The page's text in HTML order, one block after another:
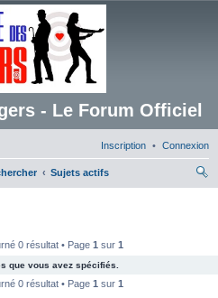
- Le Forum Officiel
Connexion
Inscription
Sujets actifs
0 résultat • Page 1 sur 1
que vous avez spécifiés.
0 résultat • Page 1 sur 1